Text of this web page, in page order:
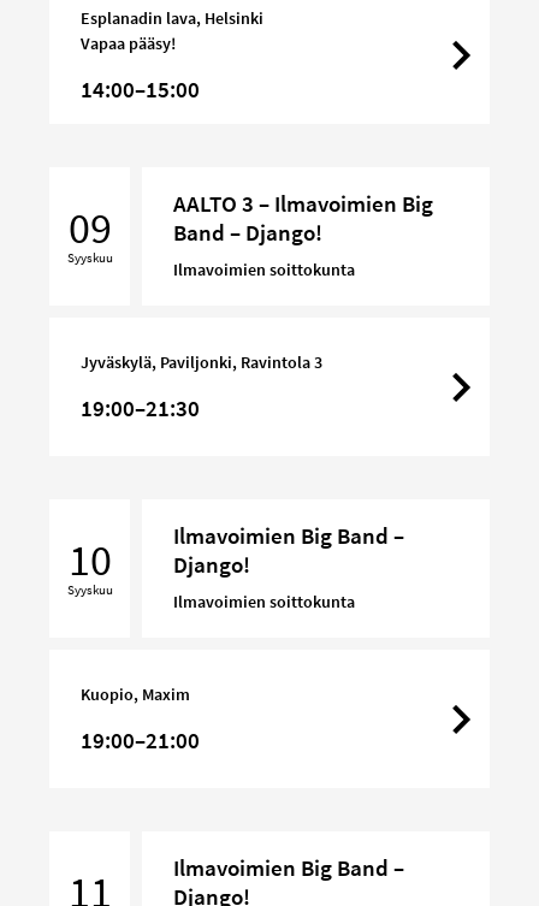
Esplanadin lava, Helsinki
Vapaa pääsy!
14:00–15:00
Ilmavoimien
09
Syyskuu
AALTO 3 – Ilmavoimien Big
Band – Django!
Ilmavoimien soittokunta
Jyväskylä, Paviljonki, Ravintola 3
19:00–21:30
Band
10
Syyskuu
Ilmavoimien Big Band –
Django!
Ilmavoimien soittokunta
Kuopio, Maxim
19:00–21:00
11
Ilmavoimien Big Band –
Django!